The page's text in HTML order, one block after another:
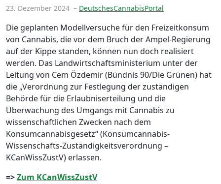
23. Dezember 2024 – DeutschesCannabisPortal
Die geplanten Modellversuche für den Freizeitkonsum
von Cannabis, die vor dem Bruch der Ampel-Regierung
auf der Kippe standen, können nun doch realisiert
werden. Das Landwirtschaftsministerium unter der
Leitung von Cem Özdemir (Bündnis 90/Die Grünen) hat
die „Verordnung zur Festlegung der zuständigen
Behörde für die Erlaubniserteilung und die
Überwachung des Umgangs mit Cannabis zu
wissenschaftlichen Zwecken nach dem
Konsumcannabisgesetz“ (Konsumcannabis-
Wissenschafts-Zuständigkeitsverordnung –
KCanWissZustV) erlassen.
=>Zum KCanWissZustV